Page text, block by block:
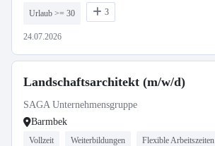
Urlaub >= 30 3
24.07.2026
Landschaftsarchitekt (m/w/d)
SAGA Unternehmensgruppe
Barmbek
Vollzeit Weiterbildungen Flexible Arbeitszeiten